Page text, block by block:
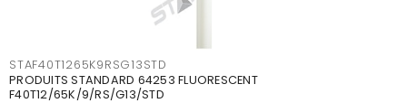
STAF40T1265K9RSG13STD
PRODUITS STANDARD 64253 FLUORESCENT
F40T12/65K/9/RS/G13/STD